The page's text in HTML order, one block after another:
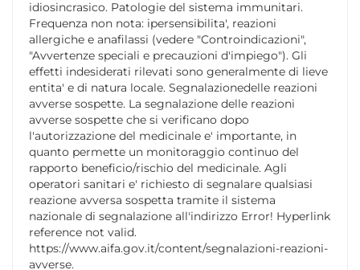
idiosincrasico. Patologie del sistema immunitari.
Frequenza non nota: ipersensibilita', reazioni
allergiche e anafilassi (vedere "Controindicazioni",
"Avvertenze speciali e precauzioni d'impiego"). Gli
effetti indesiderati rilevati sono generalmente di lieve
entita' e di natura locale. Segnalazionedelle reazioni
avverse sospette. La segnalazione delle reazioni
avverse sospette che si verificano dopo
l'autorizzazione del medicinale e' importante, in
quanto permette un monitoraggio continuo del
rapporto beneficio/rischio del medicinale. Agli
operatori sanitari e' richiesto di segnalare qualsiasi
reazione avversa sospetta tramite il sistema
nazionale di segnalazione all'indirizzo Error! Hyperlink
reference not valid.
https://www.aifa.gov.it/content/segnalazioni-reazioni-
avverse.